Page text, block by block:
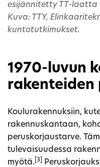
esijännitetty TT-
Kuva: TTY,
kuntotutkimukset.
1970-luvun
rakenteiden
Koulurakennuksiin,
rakennuskantaan,
peruskorjaustarve.
tulevaisuudessa
myötä. [3]